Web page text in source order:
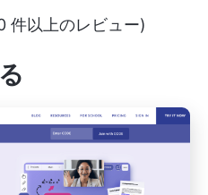
以上のレビュー)